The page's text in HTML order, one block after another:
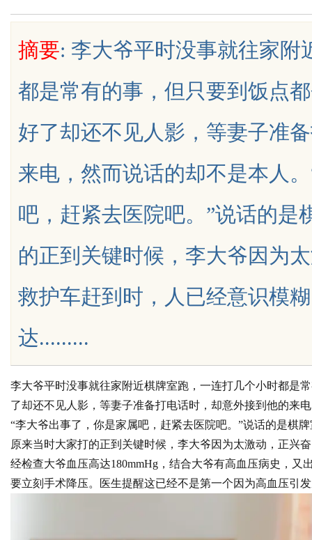
uz
Bo
摘要: 李大爷平时没事就往家附
都是常有的事，但只要到饭点
好了却还不见人影，等妻子准
来电，然而说话的却不是本人
吧，赶紧去医院吧。”说话的是
的正到关键时候，李大爷因为
救护车赶到时，人已经意识模
达.........
李大爷平时没事就往家附近棋牌室跑，一连打几个小时都是
了却还不见人影，等妻子准备打电话时，却意外接到他的来
“李大爷出事了，你是家属吧，赶紧去医院吧。”说话的是棋
原来当时大家打的正到关键时候，李大爷因为太激动，正兴
经检查大爷血压高达180mmHg，结合大爷有高血压病史，
要立刻手术降压。医生提醒这已经不是第一个因为高血压引
传统中小企业怎么靠GEO让AI自动推
荐你？
娱